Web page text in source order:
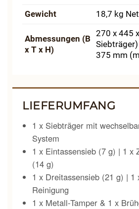
Gewicht 18,7 kg
Abmessungen (B
x T x H)
270 x 445
375 mm
LIEFERUMFANG
1 x Siebträger mit
System
1 x Eintassensieb (7 g) | 1 x
(14 g)
1 x Dreitassensieb (21 g) | 1
Reinigung
1 x Metall-Tamper & 1 x